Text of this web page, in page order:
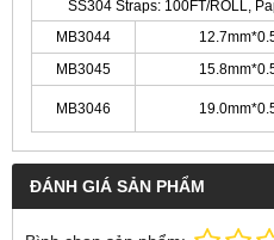
SS304 Straps: 100FT/ROLL,
MB3044
MB3045
MB3046
ĐÁNH GIÁ SẢN PHẨM